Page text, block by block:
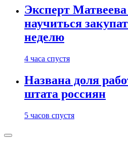
Эксперт
научиться
неделю
4 часа спустя
Названа доля
штата россиян
5 часов спустя